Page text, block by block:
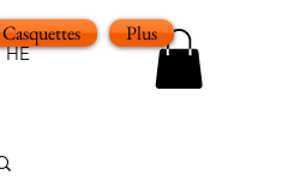
HE
Casquettes Plus